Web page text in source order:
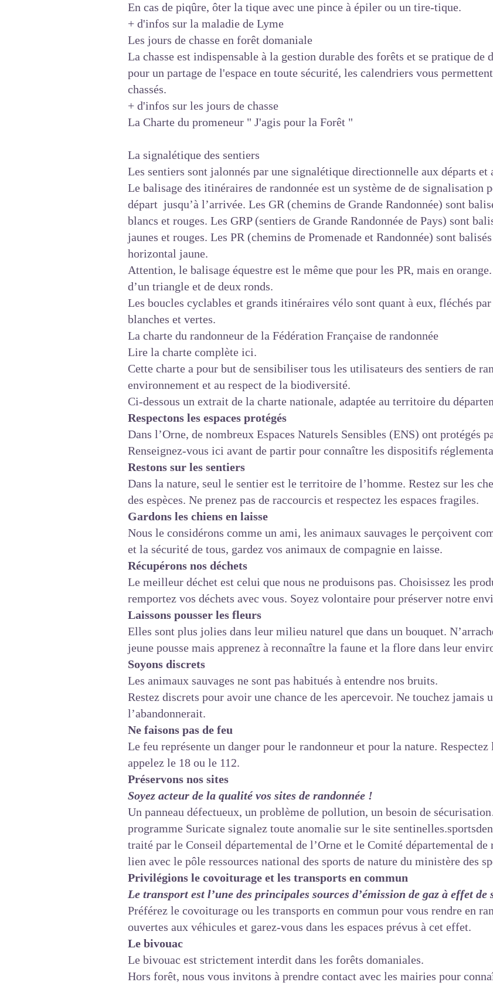
En cas de piqûre, ôter la tique avec une pince à épiler ou un tire-tique.
+ d'infos sur la maladie de Lyme
Les jours de chasse en forêt domaniale
La chasse est indispensable à la gestion durable des forêts et se pratique de
pour un partage de l'espace en toute sécurité, les calendriers vous
chassés.
+ d'infos sur les jours de chasse
La Charte du promeneur " J'agis pour la Forêt "
La signalétique des sentiers
Les sentiers sont jalonnés par une signalétique directionnelle aux départs
Le balisage des itinéraires de randonnée est un système de de signalisation
départ jusqu’à l’arrivée. Les GR (chemins de Grande Randonnée) sont
blancs et rouges. Les GRP (sentiers de Grande Randonnée de Pays) sont
jaunes et rouges. Les PR (chemins de Promenade et Randonnée) sont
horizontal jaune.
Attention, le balisage équestre est le même que pour les PR, mais en
d’un triangle et de deux ronds.
Les boucles cyclables et grands itinéraires vélo sont quant à eux, fléchés
blanches et vertes.
La charte du randonneur de la Fédération Française de randonnée
Lire la charte complète ici.
Cette charte a pour but de sensibiliser tous les utilisateurs des sentiers de
environnement et au respect de la biodiversité.
Ci-dessous un extrait de la charte nationale, adaptée au territoire du
Respectons les espaces protégés
Dans l’Orne, de nombreux Espaces Naturels Sensibles (ENS) ont protégés
Renseignez-vous ici avant de partir pour connaître les dispositifs
Restons sur les sentiers
Dans la nature, seul le sentier est le territoire de l’homme. Restez sur les
des espèces. Ne prenez pas de raccourcis et respectez les espaces fragiles.
Gardons les chiens en laisse
Nous le considérons comme un ami, les animaux sauvages le perçoivent
et la sécurité de tous, gardez vos animaux de compagnie en laisse.
Récupérons nos déchets
Le meilleur déchet est celui que nous ne produisons pas. Choisissez les
remportez vos déchets avec vous. Soyez volontaire pour préserver notre
Laissons pousser les fleurs
Elles sont plus jolies dans leur milieu naturel que dans un bouquet.
jeune pousse mais apprenez à reconnaître la faune et la flore dans leur
Soyons discrets
Les animaux sauvages ne sont pas habitués à entendre nos bruits.
Restez discrets pour avoir une chance de les apercevoir. Ne touchez jamais
l’abandonnerait.
Ne faisons pas de feu
Le feu représente un danger pour le randonneur et pour la nature. Respectez
appelez le 18 ou le 112.
Préservons nos sites
Soyez acteur de la qualité vos sites de randonnée !
Un panneau défectueux, un problème de pollution, un besoin de
programme Suricate signalez toute anomalie sur le site
traité par le Conseil départemental de l’Orne et le Comité départemental de
lien avec le pôle ressources national des sports de nature du ministère des
Privilégions le covoiturage et les transports en commun
Le transport est l’une des principales sources d’émission de gaz à effet de
Préférez le covoiturage ou les transports en commun pour vous rendre en
ouvertes aux véhicules et garez-vous dans les espaces prévus à cet effet.
Le bivouac
Le bivouac est strictement interdit dans les forêts domaniales.
Hors forêt, nous vous invitons à prendre contact avec les mairies pour